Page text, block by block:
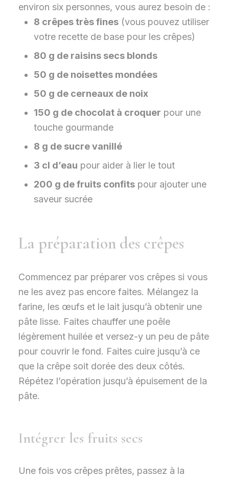
environ six personnes, vous aurez besoin de :
8 crêpes très fines(vous pouvez utiliser
votre recette de base pour les crêpes)
80 g de raisins secs blonds
50 g de noisettes mondées
50 g de cerneaux de noix
150 g de chocolat à croquer pour une
touche gourmande
8 g de sucre vanillé
3 cl d’eau pour aider à lier le tout
200 g de fruits confitspour ajouter une
saveur sucrée
La préparation des crêpes
Commencez par préparer vos crêpes si vous
ne les avez pas encore faites. Mélangez la
farine, les œufs et le lait jusqu’à obtenir une
pâte lisse. Faites chauffer une poêle
légèrement huilée et versez-y un peu de pâte
pour couvrir le fond. Faites cuire jusqu’à ce
que la crêpe soit dorée des deux côtés.
Répétez l’opération jusqu’à épuisement de la
pâte.
Intégrer les fruits secs
Une fois vos crêpes prêtes, passez à la